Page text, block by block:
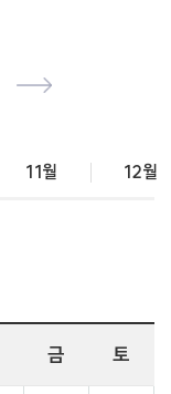
11월 12월
금 토